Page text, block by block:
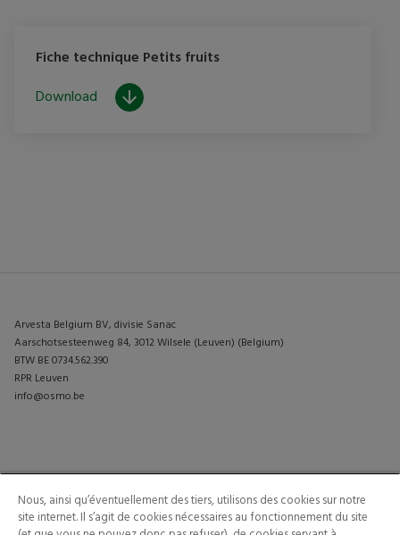
Fiche technique Petits fruits
Download
Arvesta Belgium BV, divisie Sanac
Aarschotsesteenweg 84, 3012 Wilsele (Leuven) (Belgium)
BTW BE 0734.562.390
RPR Leuven
info@osmo.be
PRODUITS
INSPIRATION
CONTACTEZ-NOUS
Nous, ainsi qu’éventuellement des tiers, utilisons des cookies sur notre
site internet. Il s’agit de cookies nécessaires au fonctionnement du site